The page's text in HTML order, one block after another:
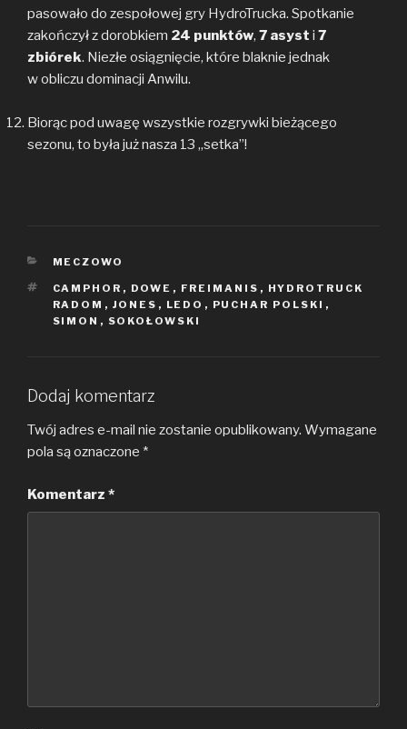
pasowało do zespołowej gry HydroTrucka. Spotkanie
zakończył z dorobkiem 24 punktów, 7 asyst i 7
zbiórek. Niezłe osiągnięcie, które blaknie jednak
w obliczu dominacji Anwilu.
Biorąc pod uwagę wszystkie rozgrywki bieżącego
sezonu, to była już nasza 13 „setka”!
KATEGORIE
MECZOWO
TAGI
CAMPHOR , DOWE , FREIMANIS , HYDROTRUCK
RADOM , JONES , LEDO , PUCHAR POLSKI ,
SIMON , SOKOŁOWSKI
Dodaj komentarz
Twój adres e-mail nie zostanie opublikowany. Wymagane
pola są oznaczone *
Komentarz *